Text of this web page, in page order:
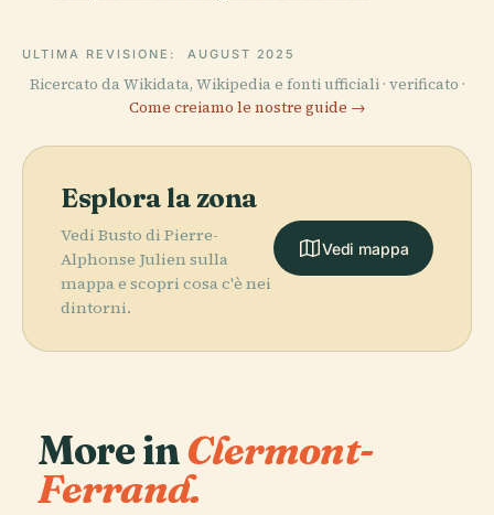
ULTIMA REVISIONE: AUGUST 2025
Ricercato da Wikidata, Wikipedia e fonti ufficiali · verificato ·
Come creiamo le nostre guide →
Esplora la zona
Vedi Busto di Pierre-
Alphonse Julien sulla
mappa e scopri cosa c'è nei
dintorni.
Vedi mappa
More inClermont-
Ferrand.
PLACE